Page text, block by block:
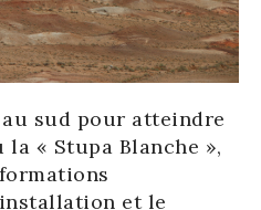
sud pour atteindre
la « Stupa Blanche »,
et le